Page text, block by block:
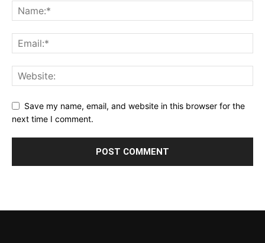
Save my name, email, and website in this browser for the
next time I comment.